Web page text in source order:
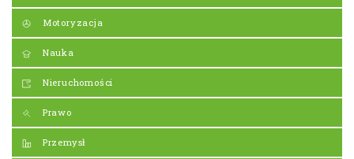
Motoryzacja
Nauka
Nieruchomości
Prawo
Przemysł